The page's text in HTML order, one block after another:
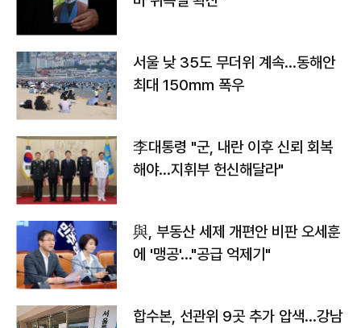
서울 낮 35도 무더위 계속…동해안
최대 150㎜ 폭우
李대통령 "군, 내란 이후 신뢰 회복
해야…지휘부 헌신해달라"
與, 부동산 세제 개편안 비판 오세훈
에 '맹공'…"공급 억제기"
합수본, 선관위 9곳 추가 압색…강남